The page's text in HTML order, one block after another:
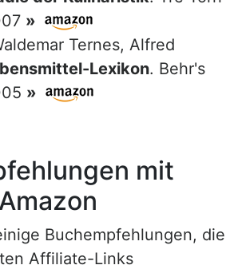
»
Ternes, Alfred
Lexikon. Behr's
»
mit
Buchempfehlungen, die
Affiliate-Links